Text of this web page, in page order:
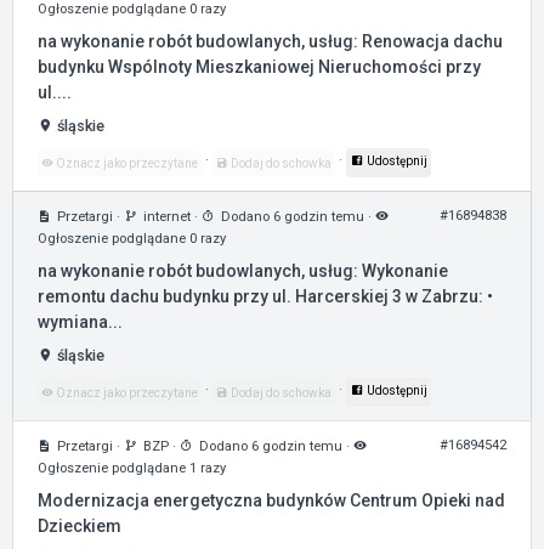
Ogłoszenie podglądane 0 razy
na wykonanie robót budowlanych, usług: Renowacja dachu
budynku Wspólnoty Mieszkaniowej Nieruchomości przy
ul....
śląskie
Oznacz jako przeczytane · Dodaj do schowka · Udostępnij
Przetargi · internet · Dodano 6 godzin temu ·
Ogłoszenie podglądane 0 razy
#16894838
na wykonanie robót budowlanych, usług: Wykonanie
remontu dachu budynku przy ul. Harcerskiej 3 w Zabrzu: •
wymiana...
śląskie
Oznacz jako przeczytane · Dodaj do schowka · Udostępnij
Przetargi · BZP · Dodano 6 godzin temu ·
Ogłoszenie podglądane 1 razy
#16894542
Modernizacja energetyczna budynków Centrum Opieki nad
Dzieckiem